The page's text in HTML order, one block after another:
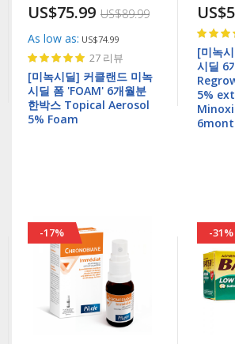
US$75.99 US$89.99
As low as US$74.99
Rating:
100%
27 리뷰
[미녹시딜] 커클랜드 미녹
시딜 폼 'FOAM' 6개월분
한박스 Topical Aerosol
5% Foam
Rating:
100%
[미녹
시딜 6
5%
-17% -31%